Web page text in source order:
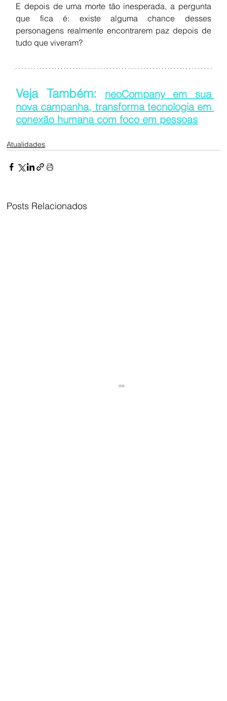
E depois de uma morte tão inesperada, a pergunta
que fica é: existe alguma chance desses
personagens realmente encontrarem paz depois de
tudo que viveram?
Veja Também:
neoCompany em sua
nova campanha, transforma tecnologia em
conexão humana com foco em pessoas
Atualidades
Posts Relacionados